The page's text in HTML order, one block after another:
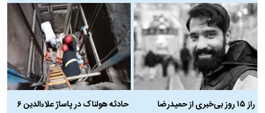
راز ۱۵ روز بی‌خبری از حمیدرضا
حادثه هولناک در پاساژ علاءالدین ۶